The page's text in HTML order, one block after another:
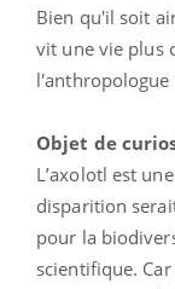
Bien qu'il soit
vit une vie plus
l'anthropologue
Objet de
L’axolotl est
disparition
pour la
scientifique.